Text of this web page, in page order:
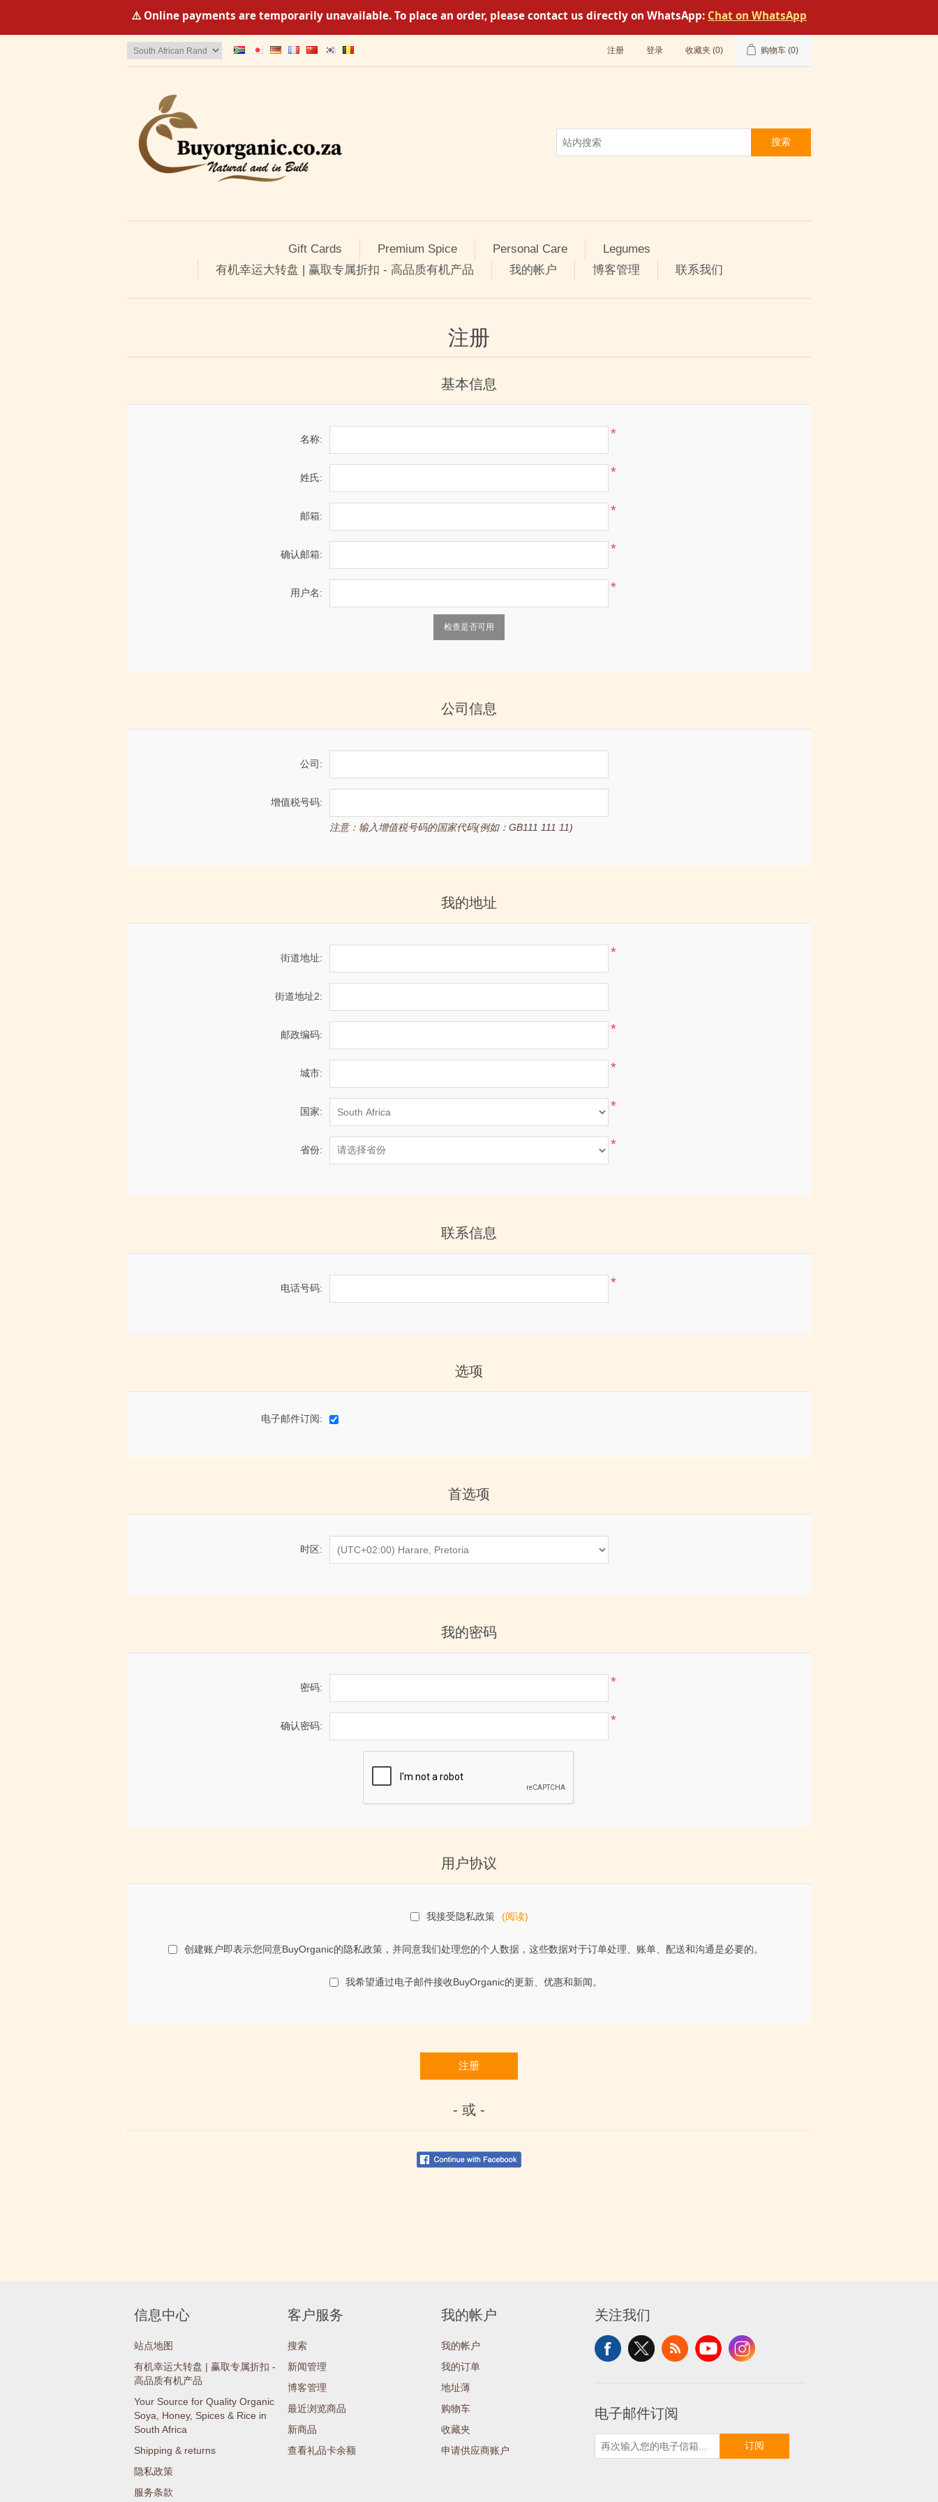
⚠️ Online payments are temporarily unavailable. To place an order, please contact us directly on WhatsApp: Chat on WhatsApp
注册 登录 收藏夹 (0) 购物车 (0)
搜索
Gift Cards Premium Spice Personal Care
Legumes
有机幸运大转盘 | 赢取专属折扣 - 高品质有机产品
我的帐户 博客管理 联系我们
注册
基本信息
名称: *
姓氏: *
邮箱: *
确认邮箱: *
用户名: *
检查是否可用
公司信息
公司:
增值税号码:
注意：输入增值税号码的国家代码(例如：GB111 111 11)
我的地址
街道地址: *
街道地址2:
邮政编码: *
城市: *
国家: *
省份: *
联系信息
电话号码: *
选项
电子邮件订阅:
首选项
时区:
我的密码
密码: *
确认密码: *
用户协议
我接受隐私政策 (阅读)
创建账户即表示您同意BuyOrganic的隐私政策，并同意我们处理您的个人数据，这些数据对于订单处理、账单、配送和沟通是必要的。
我希望通过电子邮件接收BuyOrganic的更新、优惠和新闻。
注册
- 或 -
信息中心
站点地图
有机幸运大转盘 | 赢取专属折扣 -
高品质有机产品
Your Source for Quality Organic
Soya, Honey, Spices & Rice in
South Africa
Shipping & returns
隐私政策
服务条款
客户服务
搜索
新闻管理
博客管理
最近浏览商品
新商品
查看礼品卡余额
我的帐户
我的帐户
我的订单
地址薄
购物车
收藏夹
申请供应商账户
关注我们
电子邮件订阅
订阅